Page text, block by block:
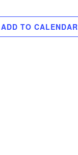
ADD TO CALENDAR